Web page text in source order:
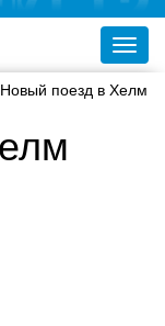
Украинский
Новый поезд в Хелм